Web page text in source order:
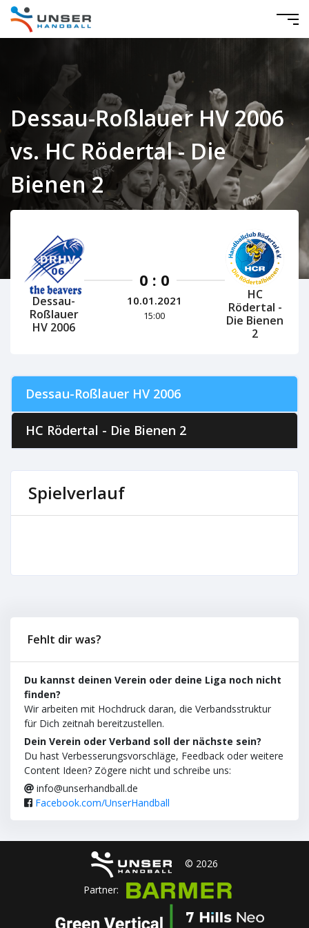
Dessau-Roßlauer HV 2006
vs. HC Rödertal - Die
Bienen 2
Dessau-
Roßlauer
HV 2006
0 : 0
10.01.2021
15:00
HC
Rödertal -
Die Bienen
2
Dessau-Roßlauer HV 2006
HC Rödertal - Die Bienen 2
Spielverlauf
Fehlt dir was?
Du kannst deinen Verein oder deine Liga noch nicht
finden?
Wir arbeiten mit Hochdruck daran, die Verbandsstruktur
für Dich zeitnah bereitzustellen.
Dein Verein oder Verband soll der nächste sein?
Du hast Verbesserungsvorschläge, Feedback oder weitere
Content Ideen? Zögere nicht und schreibe uns:
info@unserhandball.de
Facebook.com/UnserHandball
© 2026
Partner: